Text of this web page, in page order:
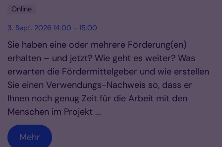
Online
3. Sept. 2026 14:00 - 15:00
Sie haben eine oder mehrere Förderung(en)
erhalten – und jetzt? Wie geht es weiter? Was
erwarten die Fördermittelgeber und wie erstellen
Sie einen Verwendungs-Nachweis so, dass er
Ihnen noch genug Zeit für die Arbeit mit den
Menschen im Projekt ...
Mehr